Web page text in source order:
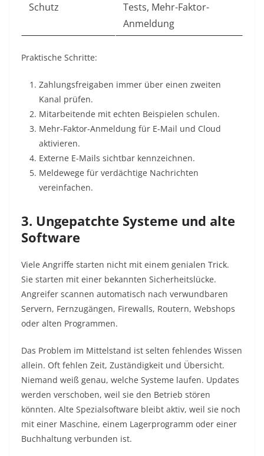
Schutz
Tests, Mehr-Faktor-
Anmeldung
Praktische Schritte:
Zahlungsfreigaben immer über einen zweiten
Kanal prüfen.
Mitarbeitende mit echten Beispielen schulen.
Mehr-Faktor-Anmeldung für E-Mail und Cloud
aktivieren.
Externe E-Mails sichtbar kennzeichnen.
Meldewege für verdächtige Nachrichten
vereinfachen.
3. Ungepatchte Systeme und alte
Software
Viele Angriffe starten nicht mit einem genialen Trick.
Sie starten mit einer bekannten Sicherheitslücke.
Angreifer scannen automatisch nach verwundbaren
Servern, Fernzugängen, Firewalls, Routern, Webshops
oder alten Programmen.
Das Problem im Mittelstand ist selten fehlendes Wissen
allein. Oft fehlen Zeit, Zuständigkeit und Übersicht.
Niemand weiß genau, welche Systeme laufen. Updates
werden verschoben, weil sie den Betrieb stören
könnten. Alte Spezialsoftware bleibt aktiv, weil sie noch
mit einer Maschine, einem Lagerprogramm oder einer
Buchhaltung verbunden ist.